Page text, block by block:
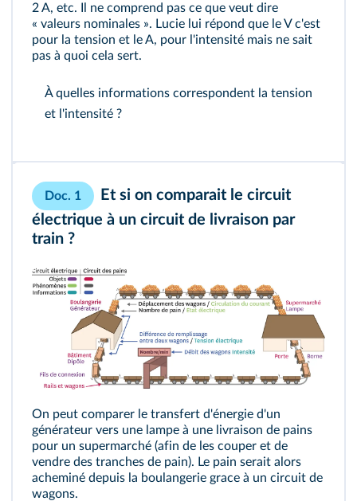
2 A, etc. Il ne comprend pas ce que veut dire
« valeurs nominales ». Lucie lui répond que le V c'est
pour la tension et le A, pour l'intensité mais ne sait
pas à quoi cela sert.
À quelles informations correspondent la tension
et l'intensité ?
Doc. 1
Et si on comparait le circuit
électrique à un circuit de livraison par
train ?
On peut comparer le transfert d'énergie d'un
générateur vers une lampe à une livraison de pains
pour un supermarché (afin de les couper et de
vendre des tranches de pain). Le pain serait alors
acheminé depuis la boulangerie grace à un circuit de
wagons.